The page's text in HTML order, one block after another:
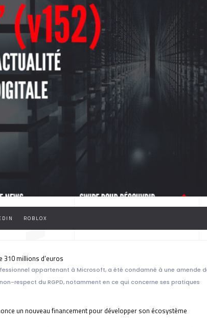
ROBLOX
310 millions d’euros
appartenant à Microsoft, a été condamné à une amende
respect du RGPD, notamment en ce qui concerne ses pratiques
un nouveau financement pour développer son écosystème